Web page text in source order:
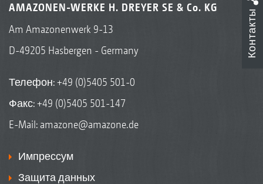
AMAZONEN-WERKE H. DREYER SE & Co. KG
Am Amazonenwerk 9-13
D-49205 Hasbergen - Germany
Телефон:+49 (0)5405 501-0
Факс: +49 (0)5405 501-147
E-Mail: amazone@amazone.de
Импрессум
Защита данных
Контакты